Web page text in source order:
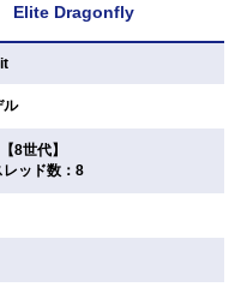
Elite Dragonfly
ル
8世代】
ッド数：8